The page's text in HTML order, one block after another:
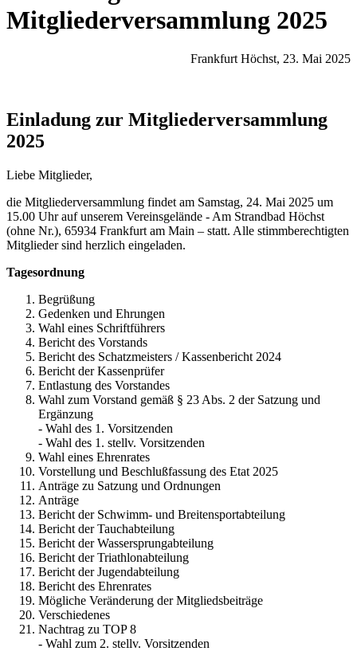
Mitgliederversammlung 2025
Frankfurt Höchst, 23. Mai 2025
Einladung zur Mitgliederversammlung
2025
Liebe Mitglieder,
die Mitgliederversammlung findet am Samstag, 24. Mai 2025 um
15.00 Uhr auf unserem Vereinsgelände - Am Strandbad Höchst
(ohne Nr.), 65934 Frankfurt am Main – statt. Alle stimmberechtigten
Mitglieder sind herzlich eingeladen.
Tagesordnung
Begrüßung
Gedenken und Ehrungen
Wahl eines Schriftführers
Bericht des Vorstands
Bericht des Schatzmeisters / Kassenbericht 2024
Bericht der Kassenprüfer
Entlastung des Vorstandes
Wahl zum Vorstand gemäß § 23 Abs. 2 der Satzung und
Ergänzung
- Wahl des 1. Vorsitzenden
- Wahl des 1. stellv. Vorsitzenden
Wahl eines Ehrenrates
Vorstellung und Beschlußfassung des Etat 2025
Anträge zu Satzung und Ordnungen
Anträge
Bericht der Schwimm- und Breitensportabteilung
Bericht der Tauchabteilung
Bericht der Wassersprungabteilung
Bericht der Triathlonabteilung
Bericht der Jugendabteilung
Bericht des Ehrenrates
Mögliche Veränderung der Mitgliedsbeiträge
Verschiedenes
Nachtrag zu TOP 8
- Wahl zum 2. stellv. Vorsitzenden